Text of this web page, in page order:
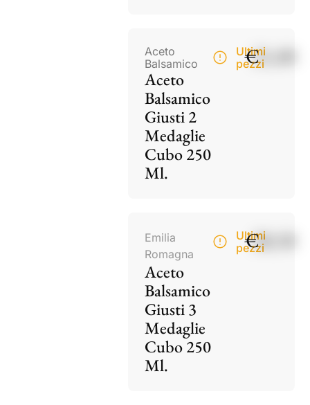
Aceto
Balsamico
Aceto
Balsamico
Giusti 2
Medaglie
Cubo 250
Ml.
Ultimi
pezzi
€21,00
Emilia
Romagna
Aceto
Balsamico
Giusti 3
Medaglie
Cubo 250
Ml.
Ultimi
pezzi
€28,50